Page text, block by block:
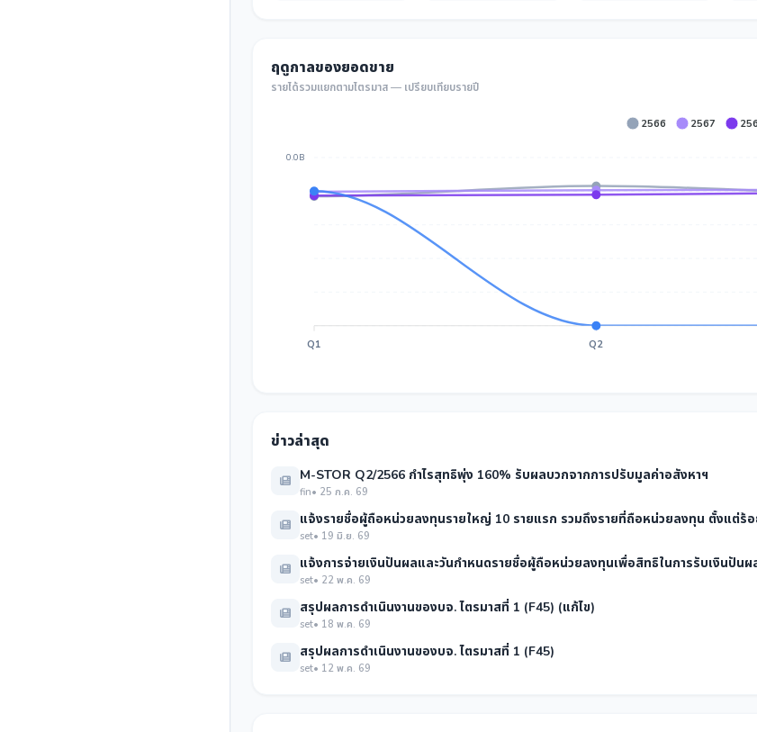
ฤดูกาลของยอดขาย
รายได้รวมแยกตามไตรมาส — เปรียบเทียบรายปี
2566 2567
0.0B
Q1 Q2
ข่าวล่าสุด
M-STOR Q2/2566 กำไรสุทธิพุ่ง 160% รับผลบวกจากการปรับมูลค่าอสังหาฯ
fin• 25 ก.ค. 69
แจ้งรายชื่อผู้ถือหน่วยลงทุนรายใหญ่ 10 รายแรก รวมถึงรายที่ถือหน่วยลงทุน ตั้งแต่ร้
set• 19 มิ.ย. 69
แจ้งการจ่ายเงินปันผลและวันกำหนดรายชื่อผู้ถือหน่วยลงทุนเพื่อสิทธิในการรับเงินปั
set• 22 พ.ค. 69
สรุปผลการดำเนินงานของบจ. ไตรมาสที่ 1 (F45) (แก้ไข)
set• 18 พ.ค. 69
สรุปผลการดำเนินงานของบจ. ไตรมาสที่ 1 (F45)
set• 12 พ.ค. 69